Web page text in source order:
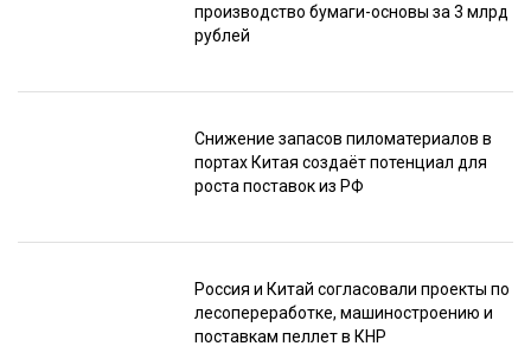
производство бумаги-основы за 3 млрд
рублей
Снижение запасов пиломатериалов в
портах Китая создаёт потенциал для
роста поставок из РФ
Россия и Китай согласовали проекты по
лесопереработке, машиностроению и
поставкам пеллет в КНР